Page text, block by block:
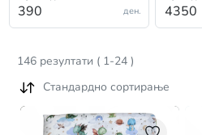
ден.
146 резултати ( 1-24 )
Стандардно сортирање